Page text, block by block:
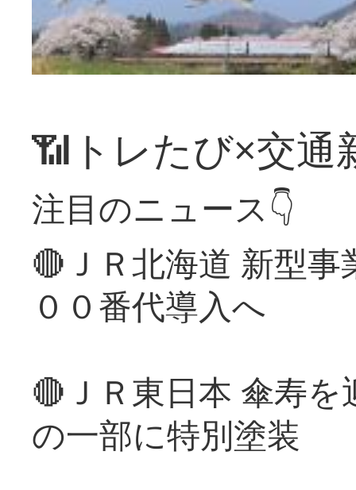
📶トレたび×交通
注目のニュース👇
🔴ＪＲ北海道 新型
００番代導入へ
🔴ＪＲ東日本 傘寿
の一部に特別塗装